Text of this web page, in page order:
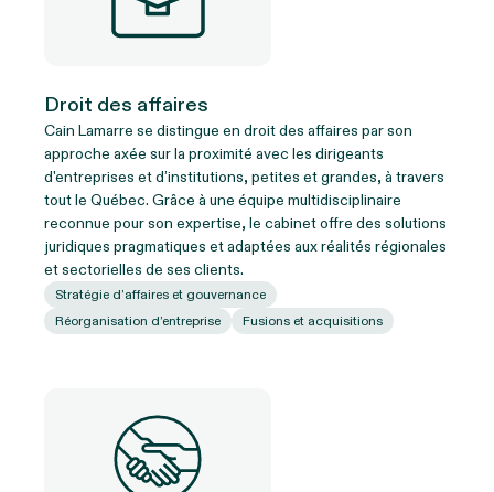
Droit des affaires
Cain Lamarre se distingue en droit des affaires par son
approche axée sur la proximité avec les dirigeants
d'entreprises et d’institutions, petites et grandes, à travers
tout le Québec. Grâce à une équipe multidisciplinaire
reconnue pour son expertise, le cabinet offre des solutions
juridiques pragmatiques et adaptées aux réalités régionales
et sectorielles de ses clients.
Stratégie d’affaires et gouvernance
Réorganisation d’entreprise
Fusions et acquisitions